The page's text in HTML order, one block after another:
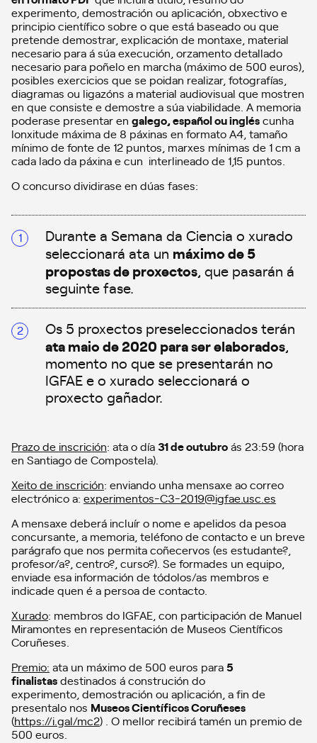
experimento, demostración ou aplicación, obxectivo e
principio científico sobre o que está baseado ou que
pretende demostrar, explicación de montaxe, material
necesario para á súa execución, orzamento detallado
necesario para poñelo en marcha (máximo de 500 euros),
posibles exercicios que se poidan realizar, fotografías,
diagramas ou ligazóns a material audiovisual que mostren
en que consiste e demostre a súa viabilidade. A memoria
poderase presentar en galego, español ou ingléscunha
lonxitude máxima de 8 páxinas en formato A4, tamaño
mínimo de fonte de 12 puntos, marxes mínimas de 1 cm a
cada lado da páxina e cun interlineado de 1,15 puntos.
O concurso dividirase en dúas fases:
Durante a Semana da Ciencia o xurado
seleccionará ata un máximo de 5
propostas de proxectos, que pasarán á
seguinte fase.
Os 5 proxectos preseleccionados terán
ata maio de 2020 para ser elaborados,
momento no que se presentarán no
IGFAE e o xurado seleccionará o
proxecto gañador.
Prazo de inscrición: ata o día31 de outubroás 23:59 (hora
en Santiago de Compostela).
Xeito de inscrición: enviando unha mensaxe ao correo
electrónico a: experimentos-C3-2019@igfae.usc.es
A mensaxe deberá incluír o nome e apelidos da pesoa
concursante, a memoria, teléfono de contacto e un breve
parágrafo que nos permita coñecervos (es estudante?,
profesor/a?, centro?, curso?). Se formades un equipo,
enviade esa información de tódolos/as membros e
indicade quen é a persoa de contacto.
Xurado: membros do IGFAE, con participación de Manuel
Miramontes en representación de Museos Científicos
Coruñeses.
Premio: ata un máximo de 500 euros para 5
finalistasdestinados á construción do
experimento, demostración ou aplicación, a fin de
presentalo nos Museos Científicos Coruñeses
(https://i.gal/mc2) . O mellor recibirá tamén un premio de
500 euros.